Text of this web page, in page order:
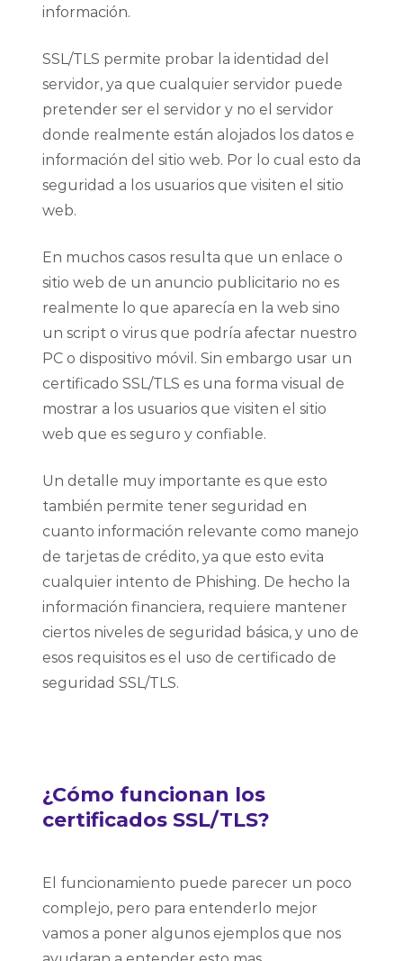
información.
SSL/TLS permite probar la identidad del
servidor, ya que cualquier servidor puede
pretender ser el servidor y no el servidor
donde realmente están alojados los datos e
información del sitio web. Por lo cual esto da
seguridad a los usuarios que visiten el sitio
web.
En muchos casos resulta que un enlace o
sitio web de un anuncio publicitario no es
realmente lo que aparecía en la web sino
un script o virus que podría afectar nuestro
PC o dispositivo móvil. Sin embargo usar un
certificado SSL/TLS es una forma visual de
mostrar a los usuarios que visiten el sitio
web que es seguro y confiable.
Un detalle muy importante es que esto
también permite tener seguridad en
cuanto información relevante como manejo
de tarjetas de crédito, ya que esto evita
cualquier intento de Phishing. De hecho la
información financiera, requiere mantener
ciertos niveles de seguridad básica, y uno de
esos requisitos es el uso de certificado de
seguridad SSL/TLS.
¿Cómo funcionan los
certificados SSL/TLS?
El funcionamiento puede parecer un poco
complejo, pero para entenderlo mejor
vamos a poner algunos ejemplos que nos